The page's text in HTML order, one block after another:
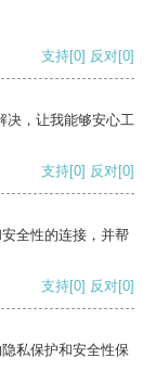
支持[0] 反对[0]
决，让我能够安心工
支持[0] 反对[0]
全性的连接，并帮
支持[0] 反对[0]
私保护和安全性保